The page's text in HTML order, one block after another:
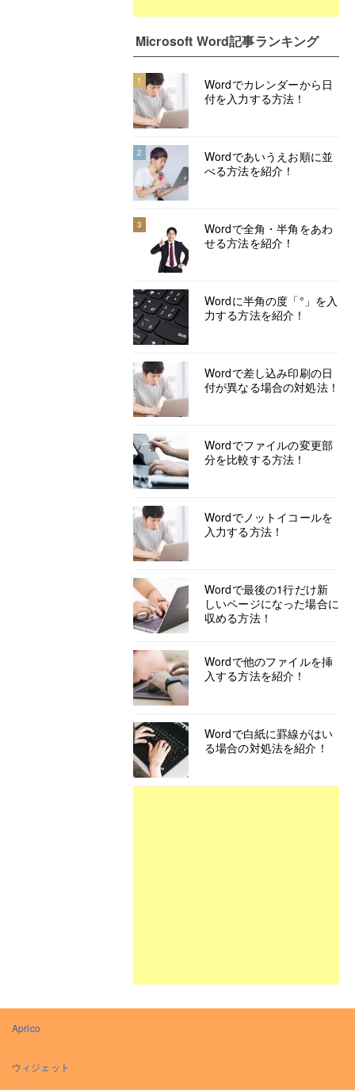
Microsoft Word記事ランキング
1
Wordでカレンダーから日
付を入力する方法！
2
Wordであいうえお順に並
べる方法を紹介！
3
Wordで全角・半角をあわ
せる方法を紹介！
Wordに半角の度「°」を入
力する方法を紹介！
Wordで差し込み印刷の日
付が異なる場合の対処法！
Wordでファイルの変更部
分を比較する方法！
Wordでノットイコールを
入力する方法！
Wordで最後の1行だけ新
しいページになった場合に
収める方法！
Wordで他のファイルを挿
入する方法を紹介！
Wordで白紙に罫線がはい
る場合の対処法を紹介！
Aprico
ウィジェット